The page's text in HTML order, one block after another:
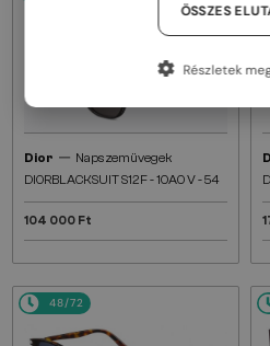
Dior — Napszemüvegek
DIORBLACKSUIT S12F - 10A0 V - 54
104 000 Ft
48/72
ÖSSZES
Részletek